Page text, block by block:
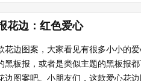
花边：红色爱心
花边图案，大家看见有很多小小的
黑板报，或者是类似主题的黑板报
边图案吧。小朋友们，这款爱心花